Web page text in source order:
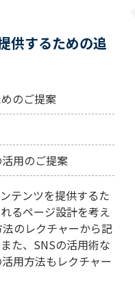
供するための追
のご提案
用のご提案
テンツを提供するた
るページ設計を考え
のレクチャーから記
た、SNSの活用術な
用方法もレクチャー